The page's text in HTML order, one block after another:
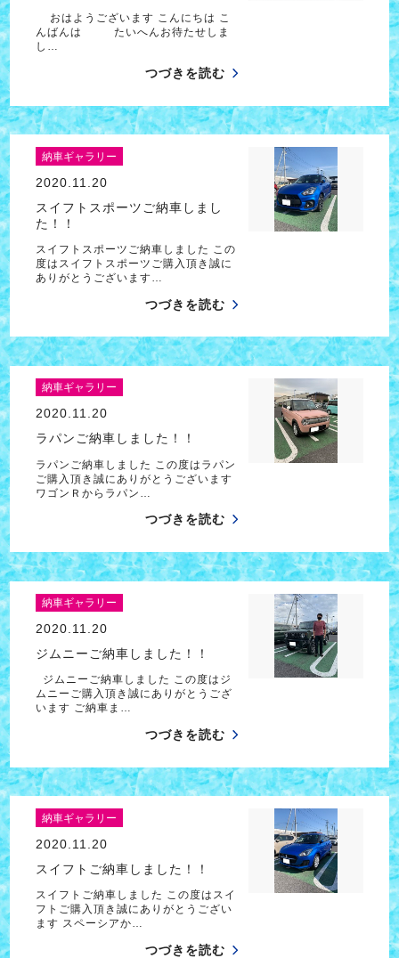
おはようございます こんにちは こ
んばんは たいへんお待たせしま
し…
つづきを読む
納車ギャラリー
2020.11.20
スイフトスポーツご納車しまし
た！！
スイフトスポーツご納車しました この
度はスイフトスポーツご購入頂き誠に
ありがとうございます…
つづきを読む
納車ギャラリー
2020.11.20
ラパンご納車しました！！
ラパンご納車しました この度はラパン
ご購入頂き誠にありがとうございます
ワゴンＲからラパン…
つづきを読む
納車ギャラリー
2020.11.20
ジムニーご納車しました！！
ジムニーご納車しました この度はジ
ムニーご購入頂き誠にありがとうござ
います ご納車ま…
つづきを読む
納車ギャラリー
2020.11.20
スイフトご納車しました！！
スイフトご納車しました この度はスイ
フトご購入頂き誠にありがとうござい
ます スペーシアか…
つづきを読む